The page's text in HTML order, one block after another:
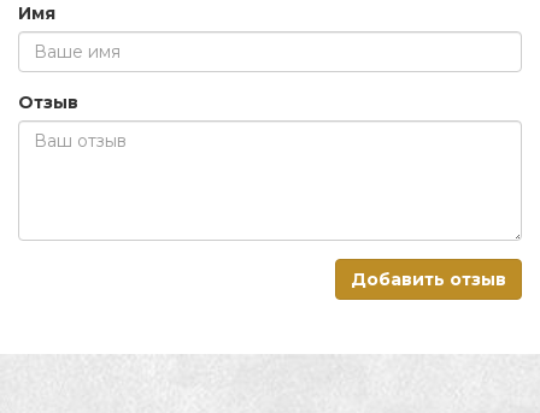
Имя
Отзыв
Добавить отзыв